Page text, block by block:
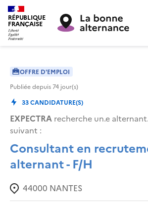
RÉPUBLIQUE
FRANÇAISE
OFFRE D'EMPLOI
Publiée depuis74 jour(s)
33CANDIDATURE(S)
EXPECTRA recherche un.e
suivant :
Consultant en
alternant - F/H
44000 NANTES